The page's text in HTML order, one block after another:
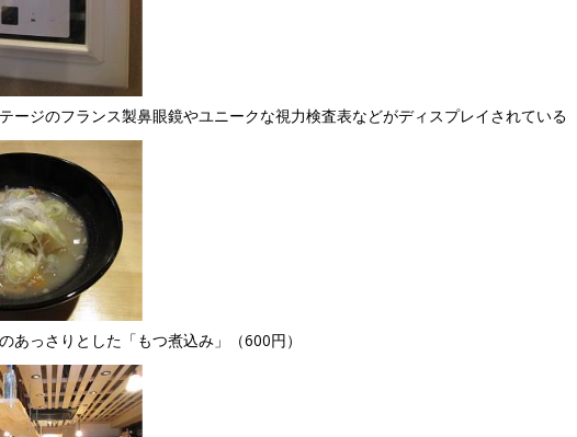
ージのフランス製鼻眼鏡やユニークな視力検査表などがディスプレイされている
あっさりとした「もつ煮込み」（600円）